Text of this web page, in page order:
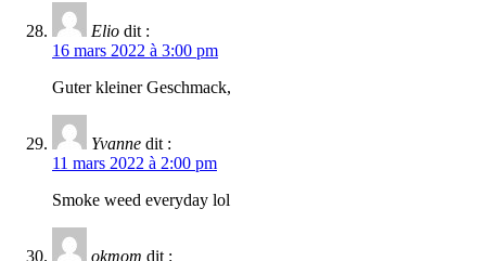
Elio dit :
16 mars 2022 à 3:00 pm
Guter kleiner Geschmack,
Yvanne dit :
11 mars 2022 à 2:00 pm
Smoke weed everyday lol
okmom dit :